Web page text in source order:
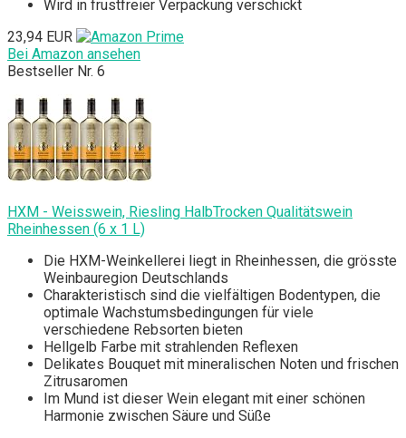
Wird in frustfreier Verpackung verschickt
23,94 EUR
Bei Amazon ansehen
Bestseller Nr. 6
HXM - Weisswein, Riesling HalbTrocken Qualitätswein
Rheinhessen (6 x 1 L)
Die HXM-Weinkellerei liegt in Rheinhessen, die grösste
Weinbauregion Deutschlands
Charakteristisch sind die vielfältigen Bodentypen, die
optimale Wachstumsbedingungen für viele
verschiedene Rebsorten bieten
Hellgelb Farbe mit strahlenden Reflexen
Delikates Bouquet mit mineralischen Noten und frischen
Zitrusaromen
Im Mund ist dieser Wein elegant mit einer schönen
Harmonie zwischen Säure und Süße